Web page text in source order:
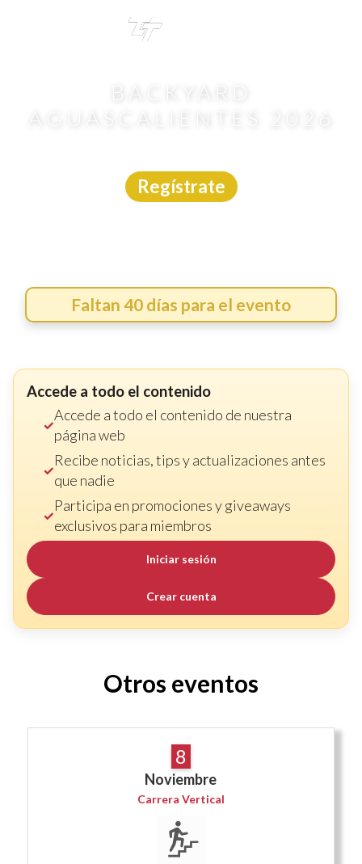
BACKYARD
Regístrate
Faltan 40 días para el evento
Accede a todo el contenido
Accede a todo el contenido de nuestra
página web
Recibe noticias, tips y actualizaciones antes
que nadie
Participa en promociones y giveaways
exclusivos para miembros
Iniciar sesión
Crear cuenta
Otros eventos
8
Noviembre
Carrera Vertical